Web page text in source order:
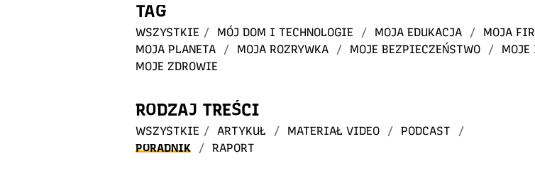
TAG
WSZYSTKIE / MÓJ DOM I TECHNOLOGIE / MOJA EDUKACJA / MOJA
MOJA PLANETA
/ MOJA ROZRYWKA / MOJE BEZPIECZEŃSTWO / MOJE
MOJE ZDROWIE
RODZAJ TREŚCI
WSZYSTKIE / ARTYKUŁ / MATERIAŁ VIDEO / PODCAST
/
PORADNIK
/ RAPORT